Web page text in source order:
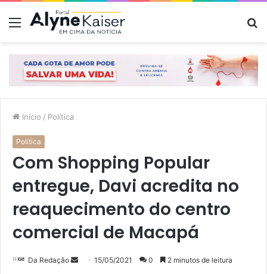
Menu
Início / Política
Política
Com Shopping Popular
entregue, Davi acredita no
reaquecimento do centro
comercial de Macapá
Da Redação
Mande15/05/2021 0 2 minutos de leitura